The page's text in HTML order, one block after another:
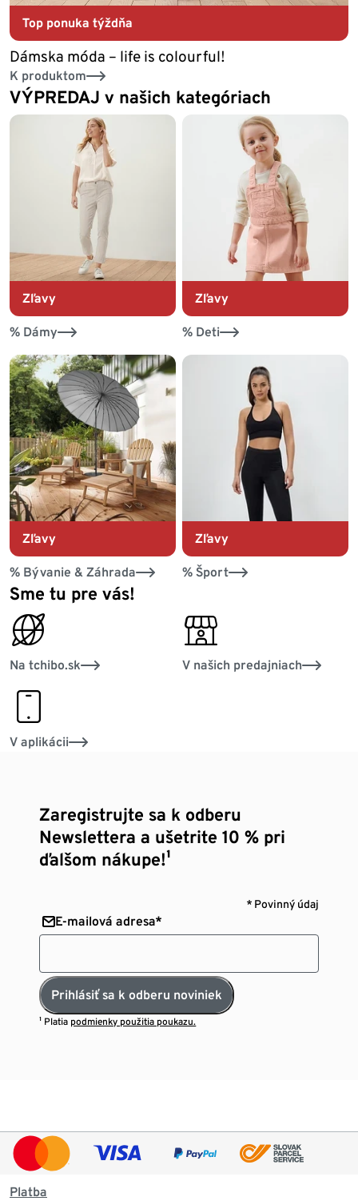
Top ponuka týždňa
Dámska móda – life is colourful!
K produktom
VÝPREDAJ v našich kategóriach
Zľavy
% Dámy
Zľavy
% Deti
Zľavy
% Bývanie & Záhrada
Zľavy
% Šport
Sme tu pre vás!
online_globe
Na tchibo.sk
personal_services
V našich predajniach
smartphone
V aplikácii
Zaregistrujte sa k odberu
Newslettera a ušetrite 10 % pri
ďalšom nákupe!¹
* Povinný údaj
E-mailová adresa*
Prihlásiť sa k odberu noviniek
¹ Platia podmienky použitia poukazu.
Platba